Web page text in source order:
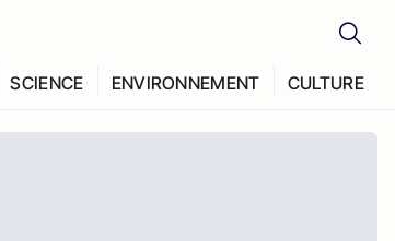
SCIENCE ENVIRONNEMENT CULTURE